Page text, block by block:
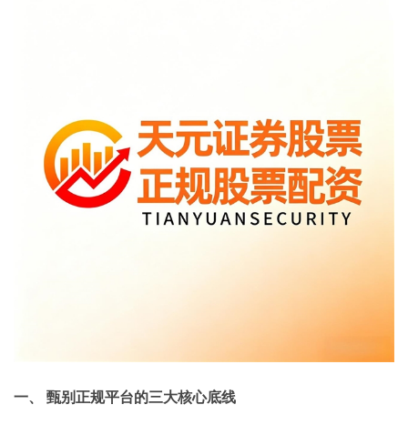
一、 甄别正规平台的三大核心底线